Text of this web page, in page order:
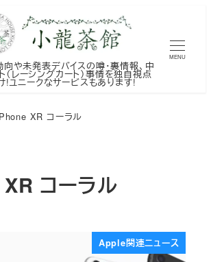
や未発表デバイスの噂・裏情報、中
（レーシングカート）事情を独自視点
!ユニークなサービスもあります!
MENU
XR コーラル
コーラル
Apple関連ニュース